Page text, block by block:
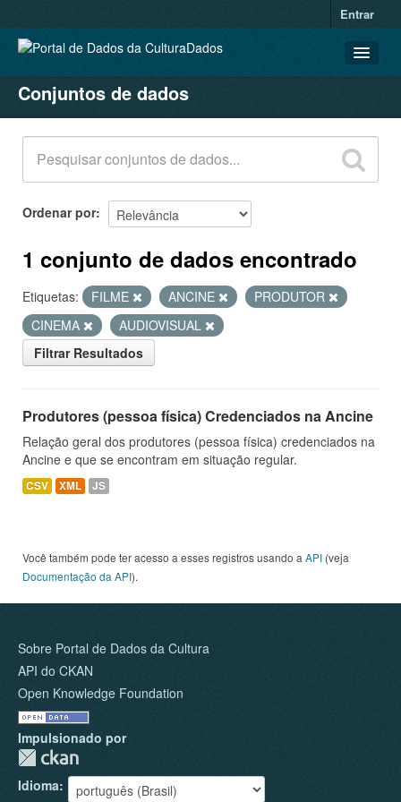
Entrar
CONJUNTOS DE DADOS
ORGANIZAÇÕES
GRUPOS
SOBRE
Conjuntos de dados
Ordenar por
1 conjunto de dados encontrado
Etiquetas: FILME ANCINE
PRODUTOR
CINEMA
AUDIOVISUAL
Filtrar Resultados
Produtores (pessoa física) Credenciados na Ancine
Relação geral dos produtores (pessoa física) credenciados na
Ancine e que se encontram em situação regular.
CSV XML JS
Você também pode ter acesso a esses registros usando a API (veja
Documentação da API).
Sobre Portal de Dados da Cultura
API do CKAN
Open Knowledge Foundation
Impulsionado por
Idioma